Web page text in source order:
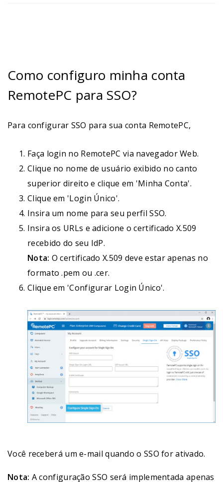
Como configuro minha conta
RemotePC para SSO?
Para configurar SSO para sua conta RemotePC,
Faça login no RemotePC via navegador Web.
Clique no nome de usuário exibido no canto
superior direito e clique em 'Minha Conta'.
Clique em 'Login Único'.
Insira um nome para seu perfil SSO.
Insira os URLs e adicione o certificado X.509
recebido do seu IdP.
Nota: O certificado X.509 deve estar apenas no
formato .pem ou .cer.
Clique em 'Configurar Login Único'.
Você receberá um e-mail quando o SSO for ativado.
Nota: A configuração SSO será implementada apenas